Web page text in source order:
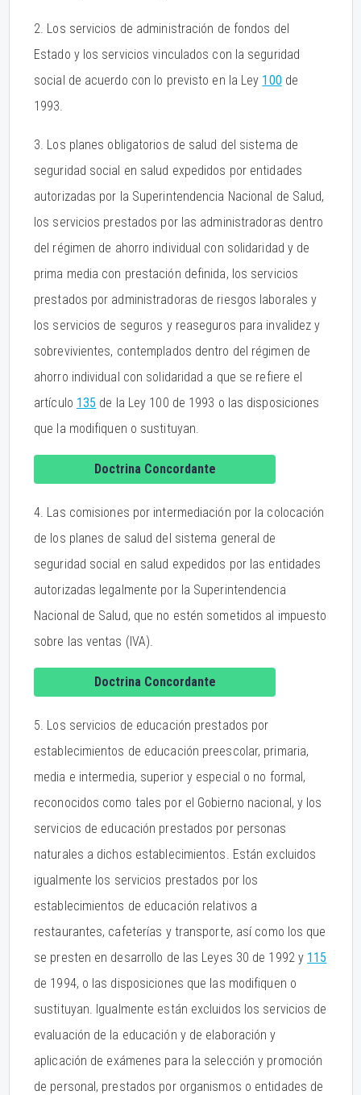
2. Los servicios de administración de fondos del
Estado y los servicios vinculados con la seguridad
social de acuerdo con lo previsto en la Ley 100 de
1993.
3. Los planes obligatorios de salud del sistema de
seguridad social en salud expedidos por entidades
autorizadas por la Superintendencia Nacional de Salud,
los servicios prestados por las administradoras dentro
del régimen de ahorro individual con solidaridad y de
prima media con prestación definida, los servicios
prestados por administradoras de riesgos laborales y
los servicios de seguros y reaseguros para invalidez y
sobrevivientes, contemplados dentro del régimen de
ahorro individual con solidaridad a que se refiere el
artículo 135 de la Ley 100 de 1993 o las disposiciones
que la modifiquen o sustituyan.
Doctrina Concordante
4. Las comisiones por intermediación por la colocación
de los planes de salud del sistema general de
seguridad social en salud expedidos por las entidades
autorizadas legalmente por la Superintendencia
Nacional de Salud, que no estén sometidos al impuesto
sobre las ventas (IVA).
Doctrina Concordante
5. Los servicios de educación prestados por
establecimientos de educación preescolar, primaria,
media e intermedia, superior y especial o no formal,
reconocidos como tales por el Gobierno nacional, y los
servicios de educación prestados por personas
naturales a dichos establecimientos. Están excluidos
igualmente los servicios prestados por los
establecimientos de educación relativos a
restaurantes, cafeterías y transporte, así como los que
se presten en desarrollo de las Leyes 30 de 1992 y 115
de 1994, o las disposiciones que las modifiquen o
sustituyan. Igualmente están excluidos los servicios de
evaluación de la educación y de elaboración y
aplicación de exámenes para la selección y promoción
de personal, prestados por organismos o entidades de